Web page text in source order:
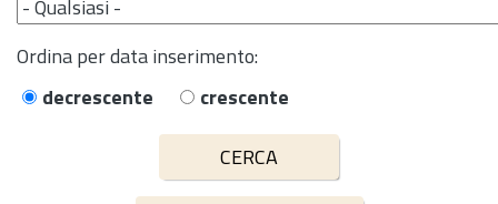
Ordina per data inserimento:
decrescente
crescente